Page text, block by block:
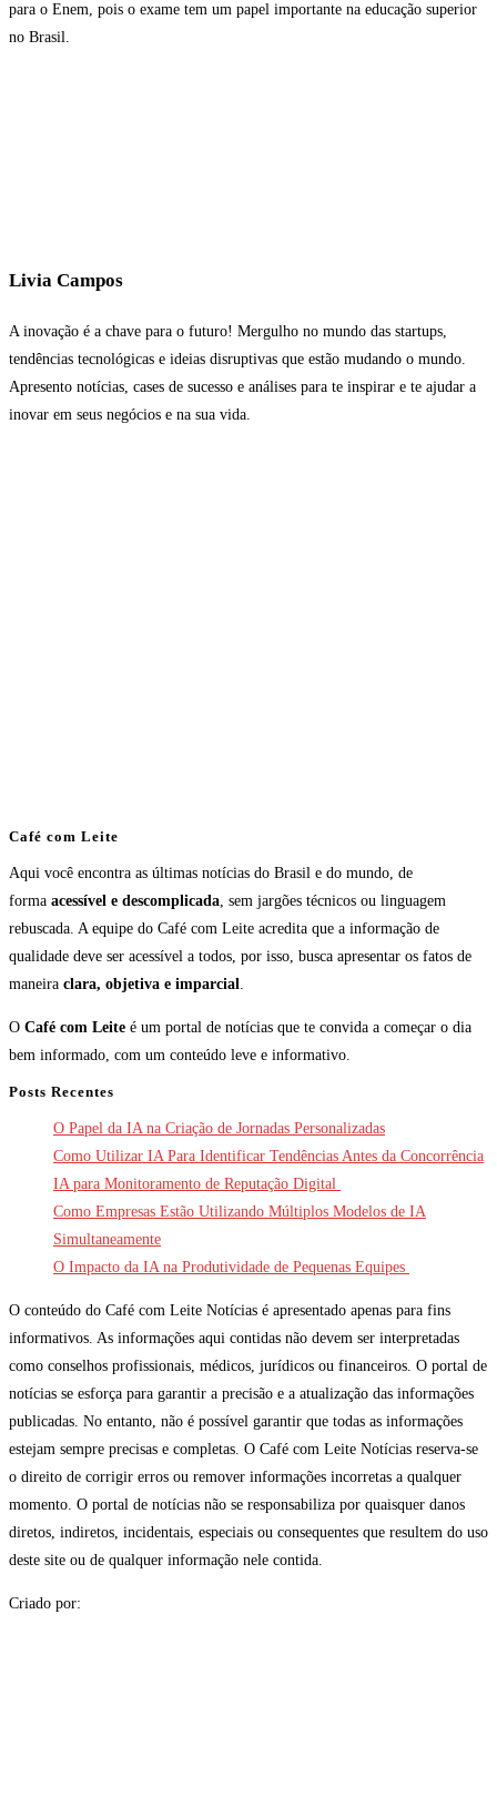
para o Enem, pois o exame tem um papel importante na educação superior
no Brasil.
Livia Campos
A inovação é a chave para o futuro! Mergulho no mundo das startups,
tendências tecnológicas e ideias disruptivas que estão mudando o mundo.
Apresento notícias, cases de sucesso e análises para te inspirar e te ajudar a
inovar em seus negócios e na sua vida.
Café com Leite
Aqui você encontra as últimas notícias do Brasil e do mundo, de
forma acessível e descomplicada , sem jargões técnicos ou linguagem
rebuscada. A equipe do Café com Leite acredita que a informação de
qualidade deve ser acessível a todos, por isso, busca apresentar os fatos de
maneira clara, objetiva e imparcial
O Café com Leite é um portal de notícias que te convida a começar o dia
bem informado, com um conteúdo leve e informativo.
Posts Recentes
O Papel da IA na Criação de Jornadas Personalizadas
Como Utilizar IA Para Identificar Tendências Antes da Concorrência
IA para Monitoramento de Reputação Digital
Como Empresas Estão Utilizando Múltiplos Modelos de IA
Simultaneamente
O Impacto da IA na Produtividade de Pequenas Equipes
O conteúdo do Café com Leite Notícias é apresentado apenas para fins
informativos. As informações aqui contidas não devem ser interpretadas
como conselhos profissionais, médicos, jurídicos ou financeiros. O portal de
notícias se esforça para garantir a precisão e a atualização das informações
publicadas. No entanto, não é possível garantir que todas as informações
estejam sempre precisas e completas. O Café com Leite Notícias reserva-se
o direito de corrigir erros ou remover informações incorretas a qualquer
momento. O portal de notícias não se responsabiliza por quaisquer danos
diretos, indiretos, incidentais, especiais ou consequentes que resultem do uso
deste site ou de qualquer informação nele contida.
Criado por: